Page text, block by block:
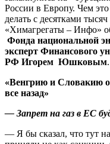
России в Европу. Чем
делать с десятками
«Химагрегаты – Инфо»
Фонда национальной
эксперт Финансового
РФ Игорем Юшковым.
«Венгрию и Словакию
все назад»
— Запрет на газ в ЕС
— Я бы сказал, что тут